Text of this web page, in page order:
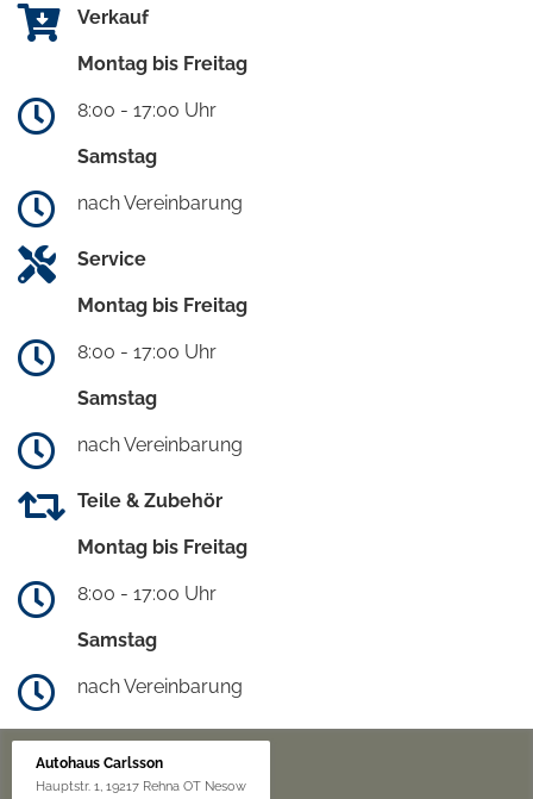
Verkauf
Montag bis Freitag
8:00 - 17:00 Uhr
Samstag
nach Vereinbarung
Service
Montag bis Freitag
8:00 - 17:00 Uhr
Samstag
nach Vereinbarung
Teile & Zubehör
Montag bis Freitag
8:00 - 17:00 Uhr
Samstag
nach Vereinbarung
Autohaus Carlsson
Hauptstr. 1, 19217 Rehna OT Nesow